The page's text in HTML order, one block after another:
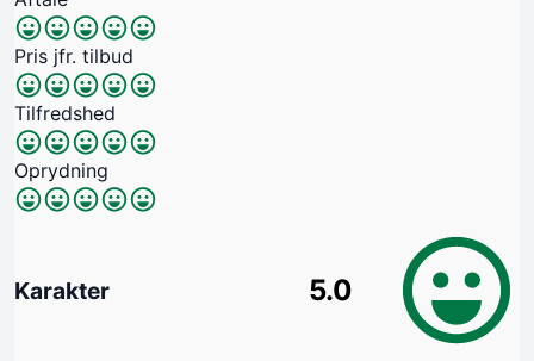
Pris jfr. tilbud
Tilfredshed
Oprydning
Karakter 5.0